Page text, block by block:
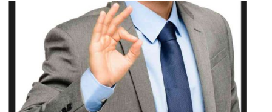
Admission à l’école
Alternance ou initial ?
Spécial orientation
Parcours École de Commerce